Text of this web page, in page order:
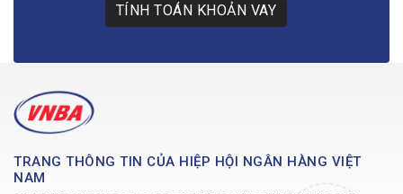
TÍNH TOÁN KHOẢN VAY
TRANG THÔNG TIN CỦA HIỆP HỘI NGÂN HÀNG VIỆT
NAM